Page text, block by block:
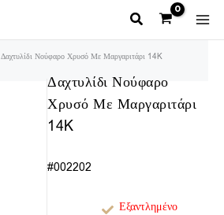
Δαχτυλίδι Νούφαρο Χρυσό Με Μαργαριτάρι 14K
Δαχτυλίδι Νούφαρο
Χρυσό Με Μαργαριτάρι
14K
#002202
Εξαντλημένο